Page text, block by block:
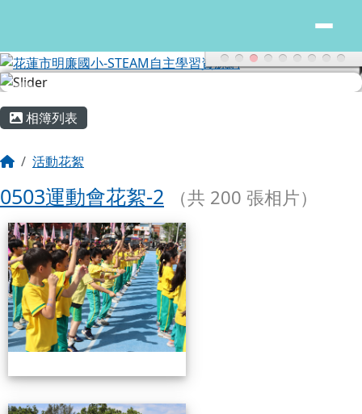
主內容區域
相簿列表
回首頁活動花絮
0503運動會花絮-2 （共 200 張相片）
相簿列表 0503運動會花絮-2
頁尾區域